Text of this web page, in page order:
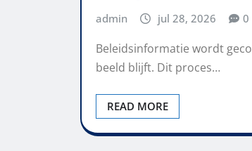
admin jul 28, 2026 0
Beleidsinformatie wordt
beeld blijft. Dit proces…
READ MORE